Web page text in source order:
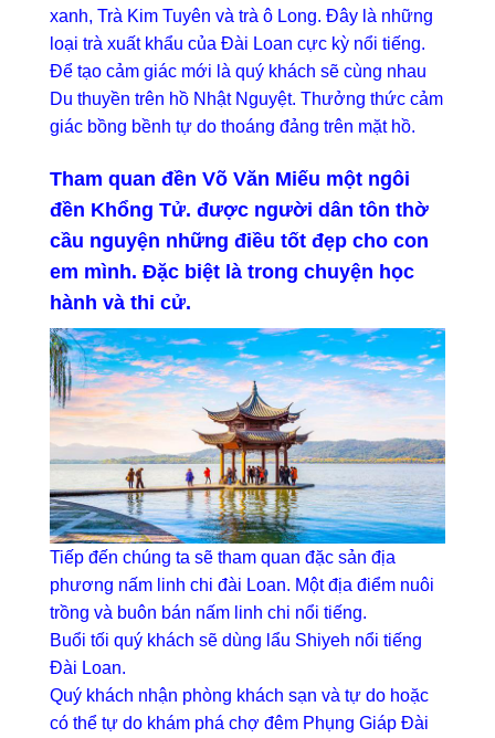
xanh, Trà Kim Tuyên và trà ô Long. Đây là những
loại trà xuất khẩu của Đài Loan cực kỳ nổi tiếng.
Để tạo cảm giác mới là quý khách sẽ cùng nhau
Du thuyền trên hồ Nhật Nguyệt. Thưởng thức cảm
giác bồng bềnh tự do thoáng đảng trên mặt hồ.
Tham quan đền Võ Văn Miếu một ngôi
đền Khổng Tử. được người dân tôn thờ
cầu nguyện những điều tốt đẹp cho con
em mình. Đặc biệt là trong chuyện học
hành và thi cử.
Tiếp đến chúng ta sẽ tham quan đặc sản địa
phương nấm linh chi đài Loan. Một địa điểm nuôi
trồng và buôn bán nấm linh chi nổi tiếng.
Buổi tối quý khách sẽ dùng lẩu Shiyeh nổi tiếng
Đài Loan.
Quý khách nhận phòng khách sạn và tự do hoặc
có thể tự do khám phá chợ đêm Phụng Giáp Đài